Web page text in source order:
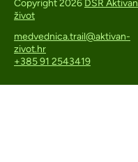
Copyright 2026 DŠR Aktivan
život
medvednica.trail@aktivan-
zivot.hr
+385 91 2543419